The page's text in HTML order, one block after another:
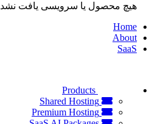
هیچ محصول یا سرویسی یافت نشد
Home
About
SaaS
Products